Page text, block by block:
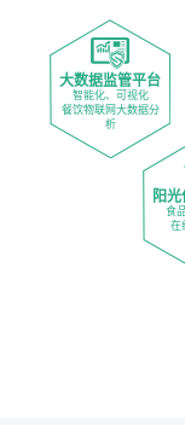
大数据监管平台
智能化、可视化
餐饮物联网大数据分
析
阳
食
在